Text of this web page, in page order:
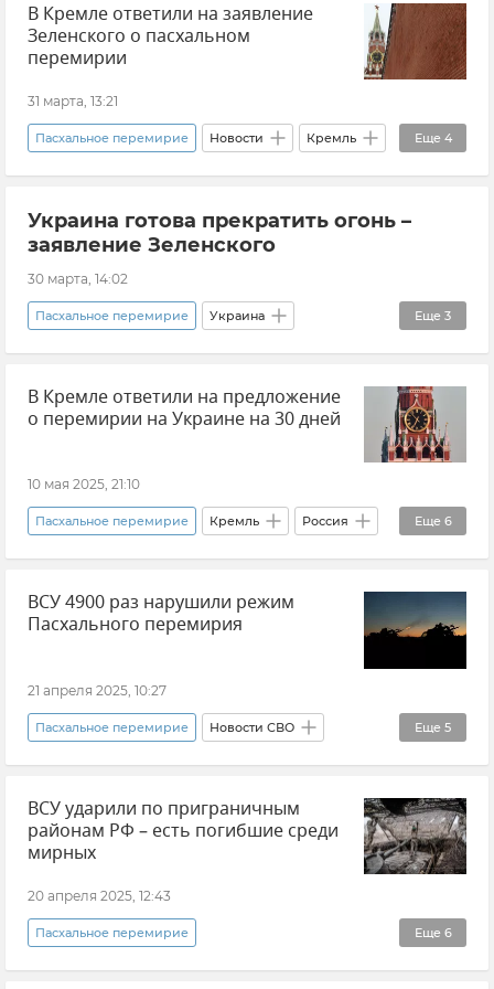
Владимир Зеленский Атаки ВСУ на Крым
Обстрелы ВСУ
В Кремле ответили на заявление
Зеленского о пасхальном
перемирии
31 марта, 13:21
Еще 4
Пасхальное перемирие Новости Кремль
Дмитрий Песков Россия Пасха
Владимир Зеленский
Украина готова прекратить огонь –
заявление Зеленского
30 марта, 14:02
Еще 3
Пасхальное перемирие Украина
Владимир Зеленский Новости СВО
Пасха
В Кремле ответили на предложение
о перемирии на Украине на 30 дней
10 мая 2025, 21:10
Еще 6
Пасхальное перемирие Кремль Россия
Дмитрий Песков Перемирие
Украина Политика Внешняя политика
ВСУ 4900 раз нарушили режим
Пасхального перемирия
21 апреля 2025, 10:27
Еще 5
Пасхальное перемирие Новости СВО
Министерство обороны РФ
Вооруженные силы России Россия
Украина ВСУ (Вооруженные силы Украины)
ВСУ ударили по приграничным
районам РФ – есть погибшие среди
мирных
20 апреля 2025, 12:43
Еще 6
Пасхальное перемирие
Министерство обороны РФ